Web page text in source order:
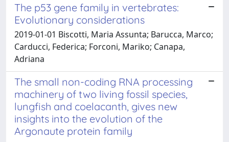
The p53 gene family in vertebrates:
Evolutionary considerations
2019-01-01 Biscotti, Maria Assunta; Barucca, Marco;
Carducci, Federica; Forconi, Mariko; Canapa,
Adriana
The small non-coding RNA processing
machinery of two living fossil species,
lungfish and coelacanth, gives new
insights into the evolution of the
Argonaute protein family